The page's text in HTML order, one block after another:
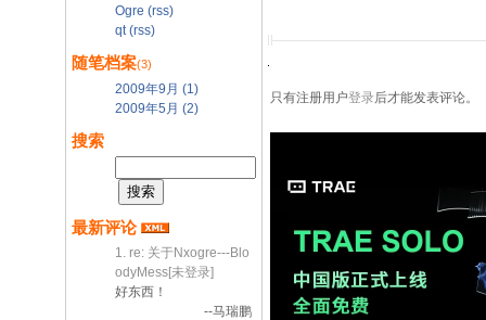
Ogre (rss)
qt (rss)
随笔档案(3)
2009年9月 (1)
2009年5月 (2)
搜索
最新评论
1. re: 关于Nxogre---Blo
odyMess[未登录]
好东西！
--马瑞鹏
只有注册用户登录后才能发表评论。